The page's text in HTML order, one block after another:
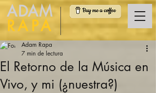
ADAM
RAPA
El Retorno de la Música en
Vivo, y mi (¿nuestra?)
Adam Rapa
7 min de lectura